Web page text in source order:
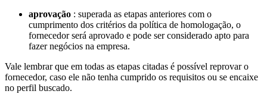
aprovação : superada as etapas anteriores com o
cumprimento dos critérios da política de homologação, o
fornecedor será aprovado e pode ser considerado apto para
fazer negócios na empresa.
Vale lembrar que em todas as etapas citadas é possível reprovar o
fornecedor, caso ele não tenha cumprido os requisitos ou se encaixe
no perfil buscado.